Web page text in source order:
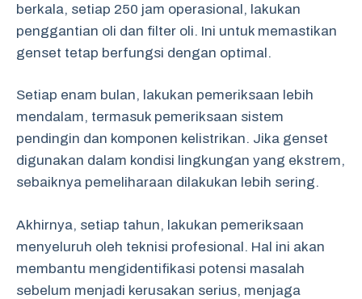
berkala, setiap 250 jam operasional, lakukan
penggantian oli dan filter oli. Ini untuk memastikan
genset tetap berfungsi dengan optimal.
Setiap enam bulan, lakukan pemeriksaan lebih
mendalam, termasuk pemeriksaan sistem
pendingin dan komponen kelistrikan. Jika genset
digunakan dalam kondisi lingkungan yang ekstrem,
sebaiknya pemeliharaan dilakukan lebih sering.
Akhirnya, setiap tahun, lakukan pemeriksaan
menyeluruh oleh teknisi profesional. Hal ini akan
membantu mengidentifikasi potensi masalah
sebelum menjadi kerusakan serius, menjaga